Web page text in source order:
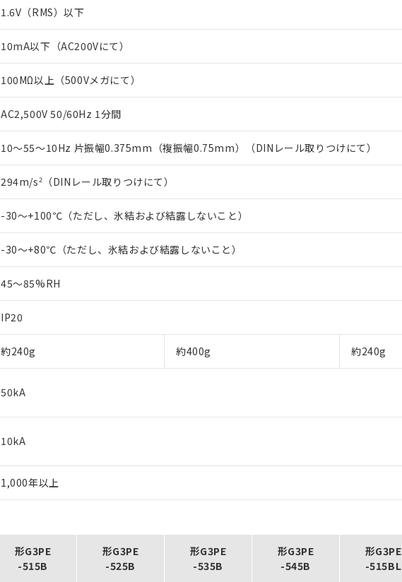
1.6V（RMS）以下
10mA以下（AC200Vにて）
100MΩ以上（500Vメガにて）
AC2,500V 50/60Hz 1分間
10～55～10Hz 片振幅0.375mm（複振幅0.75mm）（DINレール取りつけにて）
294m/s2 （DINレール取りつけにて）
-30～+100℃（ただし、氷結および結露しないこと）
-30～+80℃（ただし、氷結および結露しないこと）
45～85%RH
IP20
約240g 約400g 約240g
50kA
10kA
1,000年以上
形G3PE
-515B
形G3PE
-525B
形G3PE
-535B
形G3PE
-545B
形G3PE
-515BL